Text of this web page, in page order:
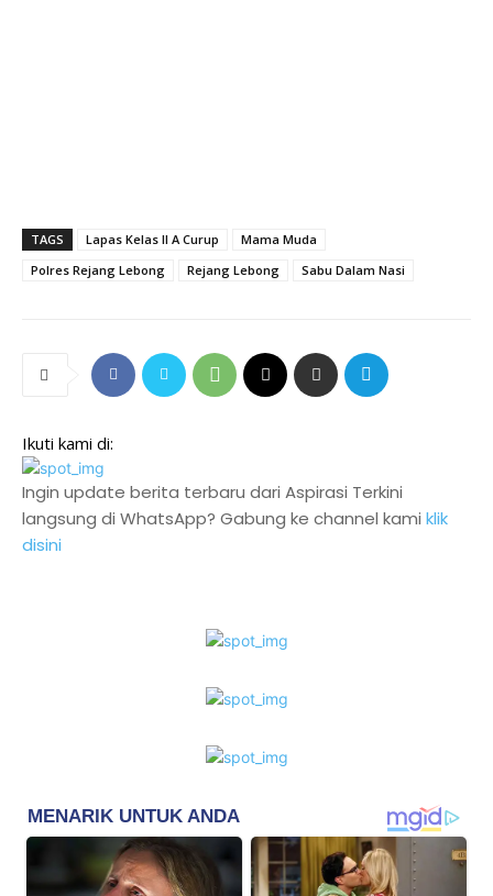
TAGS Lapas Kelas II A Curup
Mama Muda
Polres Rejang Lebong
Rejang Lebong Sabu Dalam Nasi
Ikuti kami di:
Ingin update berita terbaru dari Aspirasi Terkini
langsung di WhatsApp? Gabung ke channel kami klik
disini